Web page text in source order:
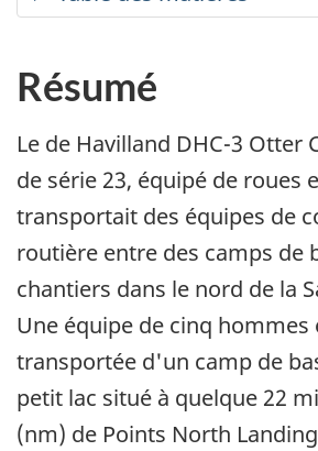
Résumé
Le de Havilland DHC-3 Otter
de série 23, équipé de roues
transportait des équipes de
routière entre des camps de
chantiers dans le nord de la
Une équipe de cinq hommes
transportée d'un camp de
petit lac situé à quelque 22
(nm) de Points North